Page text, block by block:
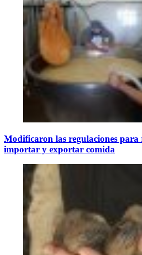
Modificaron las regulaciones para
importar y exportar comida